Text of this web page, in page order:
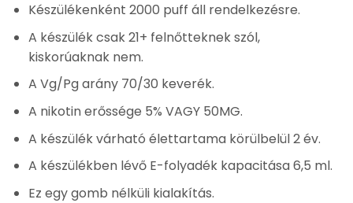
Készülékenként 2000 puff áll rendelkezésre.
A készülék csak 21+ felnőtteknek szól,
kiskorúaknak nem.
A Vg/Pg arány 70/30 keverék.
A nikotin erőssége 5% VAGY 50MG.
A készülék várható élettartama körülbelül 2 év.
A készülékben lévő E-folyadék kapacitása 6,5 ml.
Ez egy gomb nélküli kialakítás.